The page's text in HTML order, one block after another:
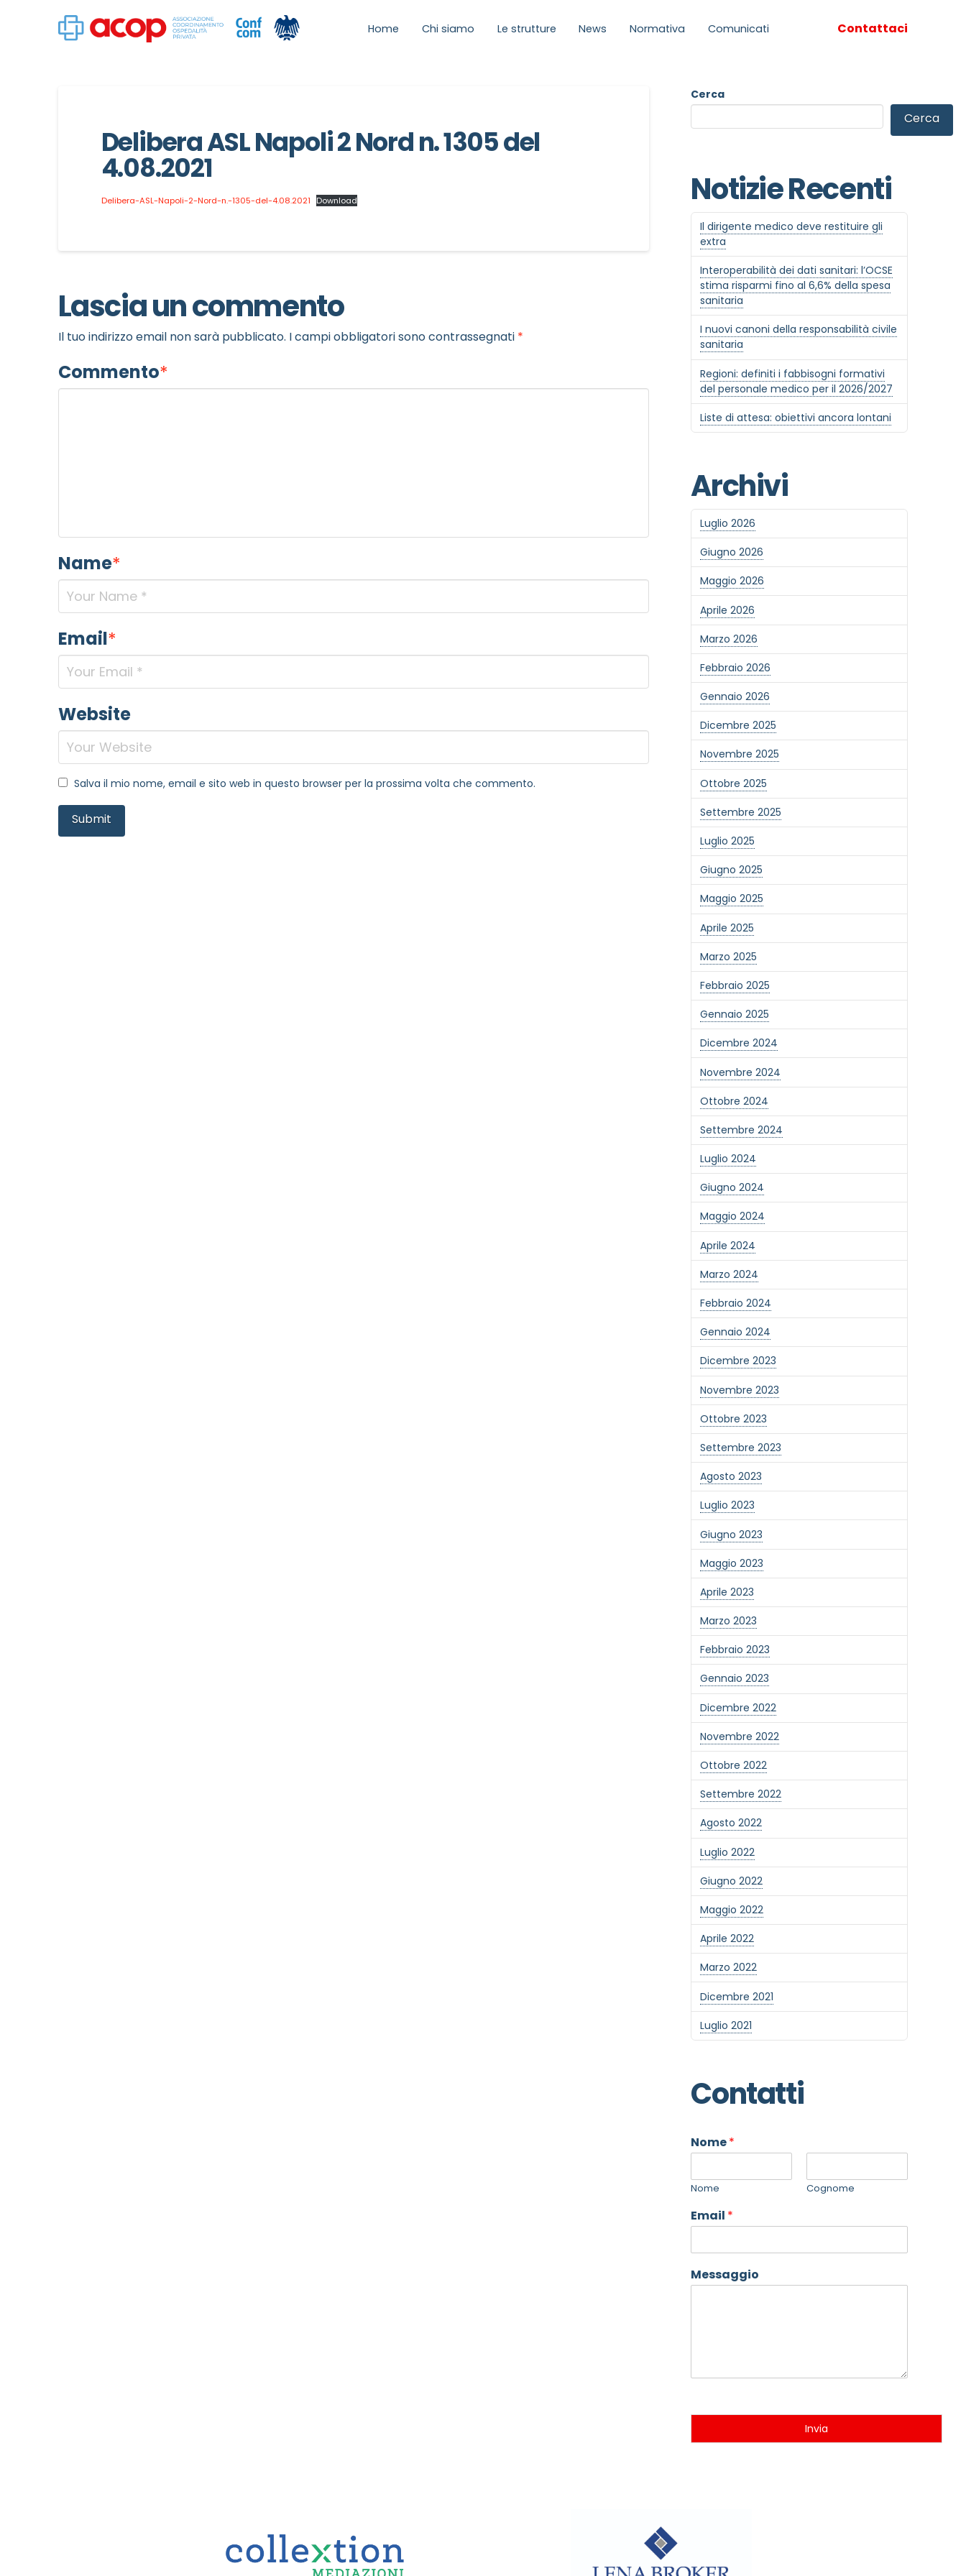
Home Chi siamo Le strutture News Normativa Comunicati Contattaci
Delibera ASL Napoli 2 Nord n. 1305 del
4.08.2021
Delibera-ASL-Napoli-2-Nord-n.-1305-del-4.08.2021 Download
Lascia un commento
Il tuo indirizzo email non sarà pubblicato. I campi obbligatori sono contrassegnati *
Commento*
Name*
Email*
Website
Salva il mio nome, email e sito web in questo browser per la prossima volta che commento.
Cerca
Cerca
Notizie Recenti
Il dirigente medico deve restituire gli
extra
Interoperabilità dei dati sanitari: l’OCSE
stima risparmi fino al 6,6% della spesa
sanitaria
I nuovi canoni della responsabilità civile
sanitaria
Regioni: definiti i fabbisogni formativi
del personale medico per il 2026/2027
Liste di attesa: obiettivi ancora lontani
Archivi
Luglio 2026
Giugno 2026
Maggio 2026
Aprile 2026
Marzo 2026
Febbraio 2026
Gennaio 2026
Dicembre 2025
Novembre 2025
Ottobre 2025
Settembre 2025
Luglio 2025
Giugno 2025
Maggio 2025
Aprile 2025
Marzo 2025
Febbraio 2025
Gennaio 2025
Dicembre 2024
Novembre 2024
Ottobre 2024
Settembre 2024
Luglio 2024
Giugno 2024
Maggio 2024
Aprile 2024
Marzo 2024
Febbraio 2024
Gennaio 2024
Dicembre 2023
Novembre 2023
Ottobre 2023
Settembre 2023
Agosto 2023
Luglio 2023
Giugno 2023
Maggio 2023
Aprile 2023
Marzo 2023
Febbraio 2023
Gennaio 2023
Dicembre 2022
Novembre 2022
Ottobre 2022
Settembre 2022
Agosto 2022
Luglio 2022
Giugno 2022
Maggio 2022
Aprile 2022
Marzo 2022
Dicembre 2021
Luglio 2021
Contatti
Nome*
Nome Cognome
Email *
Messaggio
Invia
Desidero rimanere aggiornato sulle ultime novità dell'Associazione tramite l'iscrizione alla newsletter